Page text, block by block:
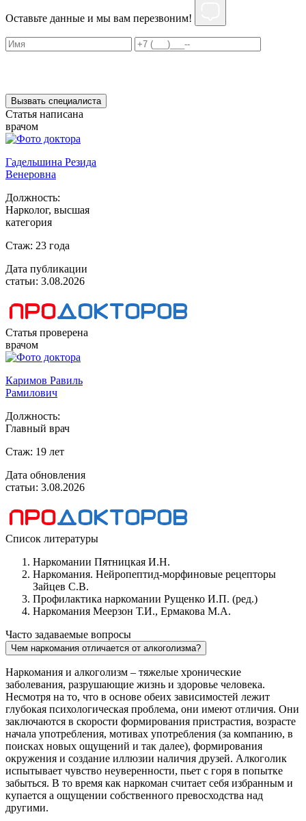
Оставьте данные и мы вам перезвоним!
Вызвать специалиста
Статья написана
врачом
Гадельшина Резида
Венеровна
Должность:
Нарколог, высшая
категория
Стаж: 23 года
Дата публикации
статьи: 3.08.2026
Статья проверена
врачом
Каримов Равиль
Рамилович
Должность:
Главный врач
Стаж: 19 лет
Дата обновления
статьи: 3.08.2026
Список литературы
Наркомании Пятницкая И.Н.
Наркомания. Нейропептид-морфиновые рецепторы
Зайцев С.В.
Профилактика наркомании Рущенко И.П. (ред.)
Наркомания Меерзон Т.И., Ермакова М.А.
Часто задаваемые вопросы
Чем наркомания отличается от алкоголизма?
Наркомания и алкоголизм – тяжелые хронические
заболевания, разрушающие жизнь и здоровье человека.
Несмотря на то, что в основе обеих зависимостей лежит
глубокая психологическая проблема, они имеют отличия. Они
заключаются в скорости формирования пристрастия, возрасте
начала употребления, мотивах употребления (за компанию, в
поисках новых ощущений и так далее), формирования
окружения и создание иллюзии наличия друзей. Алкоголик
испытывает чувство неуверенности, пьет с горя в попытке
забыться. В то время как наркоман считает себя избранным и
купается а ощущении собственного превосходства над
другими.